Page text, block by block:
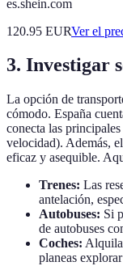
es.shein.com
120.95 EURVer el
3. Investigar
La opción de
cómodo. España
conecta las
velocidad). Además,
eficaz y asequible.
Trenes: Las
antelación,
Autobuses: Si
de autobuses
Coches:
planeas